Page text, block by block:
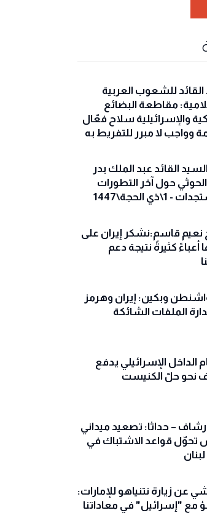
القائد للشعوب العربية
مقاطعة البضائع
والإسرائيلية سلاح فعّال
وواجب لا مبرر للتفريط به
القائد عبد الملك بدر
حول آخر التطورات
1\ذي الحجة\1447
نعيم قاسم:نشكر إيران على
أعباءً كثيرةً نتيجة دعم
وبكين: إيران وهرمز
الملفات الشائكة
الداخل الإسرائيلي يدفع
نحو حلّ الكنيست
– حداثا: تصعيد ميداني
قواعد الاشتباك في
عن زيارة نتنياهو للإمارات:
مع "إسرائيل" في معاداتنا